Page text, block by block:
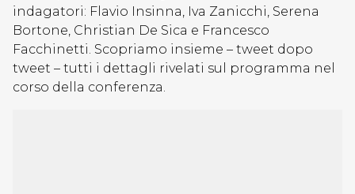
indagatori: Flavio Insinna, Iva Zanicchi, Serena
Bortone, Christian De Sica e Francesco
Facchinetti. Scopriamo insieme – tweet dopo
tweet – tutti i dettagli rivelati sul programma nel
corso della conferenza.